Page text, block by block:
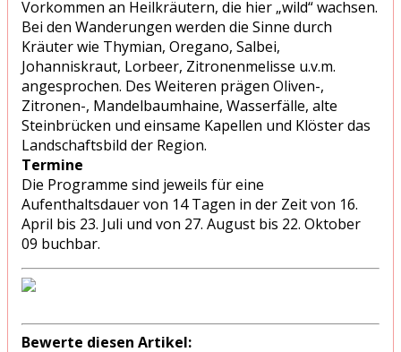
Vorkommen an Heilkräutern, die hier „wild“ wachsen.
Bei den Wanderungen werden die Sinne durch
Kräuter wie Thymian, Oregano, Salbei,
Johanniskraut, Lorbeer, Zitronenmelisse u.v.m.
angesprochen. Des Weiteren prägen Oliven-,
Zitronen-, Mandelbaumhaine, Wasserfälle, alte
Steinbrücken und einsame Kapellen und Klöster das
Landschaftsbild der Region.
Termine
Die Programme sind jeweils für eine
Aufenthaltsdauer von 14 Tagen in der Zeit von 16.
April bis 23. Juli und von 27. August bis 22. Oktober
09 buchbar.
Bewerte diesen Artikel: